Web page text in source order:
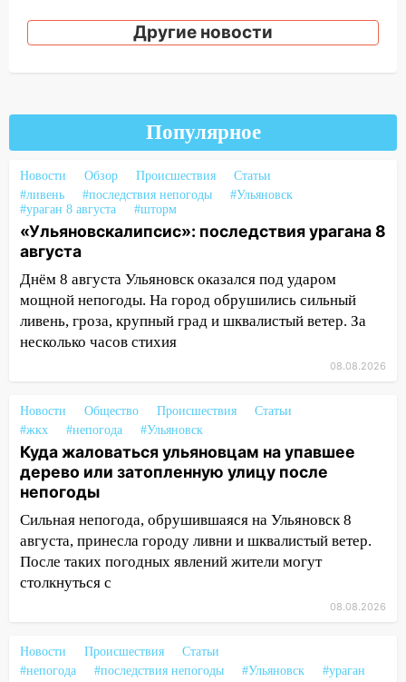
14:12 Куда жаловаться ульяновцам на
упавшее дерево или затопленную улицу
ветром сорвало опалубку со
строящегося дома
13:54
В мэрии Ульяновска рассказали,
как устраняют последствия мощного
шторма
13:49 Стихия продолжает крушить
Ульяновск: дерево рухнуло на дом на
Орджоникидзе
13:47
На Нижней Террасе мощным
ветром вырвало дерево с корнем
Сильный ветер сорвал крышу с
13:35
Непогода продолжает бить по
транспорту: в Ульяновске трамвай
сошёл с рельсов
13:22 Упавшие деревья перекрыли
дороги в Ульяновске: фото
13:17 Непогода в Ульяновске не
закончится сегодня: сильные ливни
сохранятся 9 августа
житель Вешкаймского района похитил у
знакомого 191 тысячу рублей
Другие новости
Популярное
Новости Обзор Происшествия
Статьи
#ливень
#последствия непогоды
#Ульяновск
#ураган 8 августа
#шторм
«Ульяновскалипсис»: последствия урагана 8
августа
Днём 8 августа Ульяновск оказался под ударом
мощной непогоды. На город обрушились сильный
ливень, гроза, крупный град и шквалистый ветер. За
несколько часов стихия
08.08.2026
Новости Общество Происшествия
Статьи
#жкх
#непогода #Ульяновск
Куда жаловаться ульяновцам на упавшее
дерево или затопленную улицу после
непогоды
Сильная непогода, обрушившаяся на Ульяновск 8
августа, принесла городу ливни и шквалистый ветер.
После таких погодных явлений жители могут
столкнуться с
08.08.2026
Новости Происшествия
Статьи
#непогода
#последствия непогоды #Ульяновск #ураган